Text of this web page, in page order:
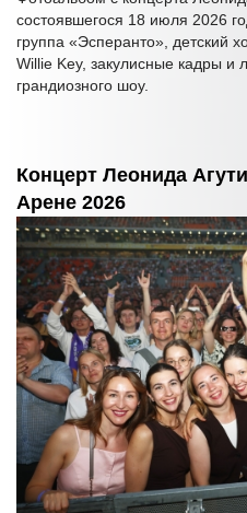
состоявшегося 18 июля 2026
группа «Эсперанто», детский
Willie Key, закулисные кадры и
грандиозного шоу.
Концерт Леонида
Арене 2026